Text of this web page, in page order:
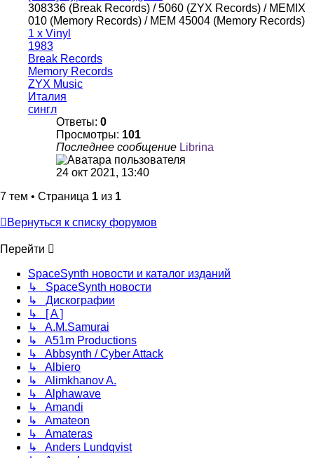
308336 (Break Records) / 5060 (ZYX Records) / MEMIX
010 (Memory Records) / MEM 45004 (Memory Records)
1 x Vinyl
1983
Break Records
Memory Records
ZYX Music
Италия
сингл
Ответы: 0
Просмотры: 101
Последнее сообщение Librina
24 окт 2021, 13:40
7 тем • Страница 1 из 1
Вернуться к списку форумов
Перейти
SpaceSynth новости и каталог изданий
↳ SpaceSynth новости
↳ Дискографии
↳ [ A ]
↳ A.M.Samurai
↳ A51m Productions
↳ Abbsynth / Cyber Attack
↳ Albiero
↳ Alimkhanov A.
↳ Alphawave
↳ Amandi
↳ Amateon
↳ Amateras
↳ Anders Lundqvist